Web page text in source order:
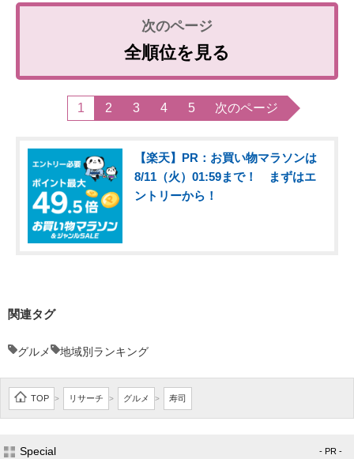
全順位を見る
1 2 3 4 5 次のページ
【楽天】PR：お買い物マラソンは
8/11（火）01:59まで！ まずはエ
ントリーから！
関連タグ
グルメ 地域別ランキング
TOP > リサーチ > グルメ > 寿司
Special - PR -